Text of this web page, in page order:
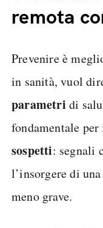
remota
Prevenire è
in sanità, vuol
parametri di
fondamentale
sospetti: segnali
l’insorgere di
meno grave.